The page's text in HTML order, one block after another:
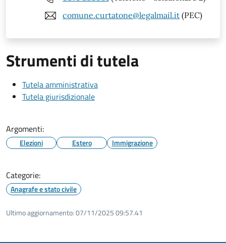
comune.curtatone@legalmail.it (PEC)
Strumenti di tutela
Tutela amministrativa
Tutela giurisdizionale
Argomenti:
Elezioni Estero Immigrazione
Categorie:
Anagrafe e stato civile
Ultimo aggiornamento:07/11/2025 09:57.41